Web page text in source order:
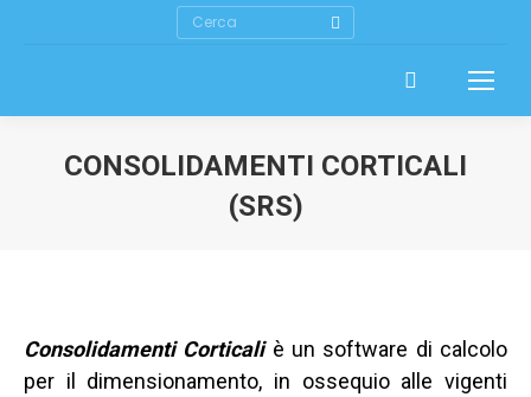
Cerca
CONSOLIDAMENTI CORTICALI
(SRS)
Consolidamenti Corticaliè un software di calcolo
per il dimensionamento, in ossequio alle vigenti